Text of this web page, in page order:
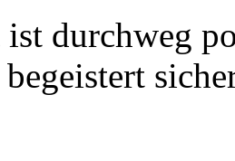
ist durchweg